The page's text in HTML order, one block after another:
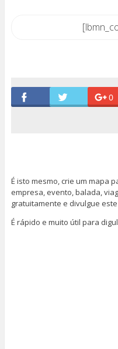
0
É isto mesmo, crie um mapa
empresa, evento, balada,
gratuitamente e divulgue
É rápido e muito útil para